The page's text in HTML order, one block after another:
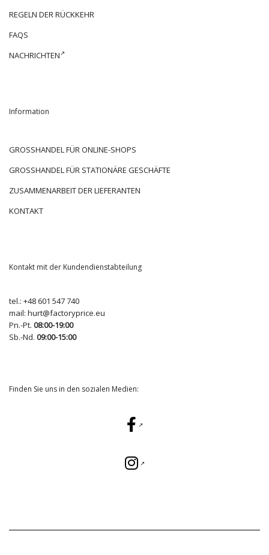
REGELN DER RÜCKKEHR
FAQS
NACHRICHTEN
Information
GROSSHANDEL FÜR ONLINE-SHOPS
GROSSHANDEL FÜR STATIONÄRE GESCHÄFTE
ZUSAMMENARBEIT DER LIEFERANTEN
KONTAKT
Kontakt mit der Kundendienstabteilung
tel.: +48 601 547 740
mail: hurt@factoryprice.eu
Pn.-Pt. 08:00-19:00
Sb.-Nd. 09:00-15:00
Finden Sie uns in den sozialen Medien: